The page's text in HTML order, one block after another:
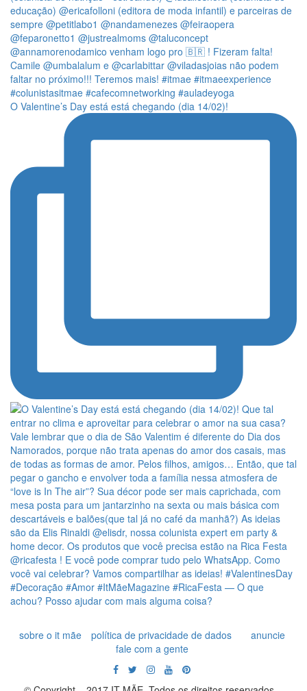
O Valentine’s Day está está chegando (dia 14/02)!
sobre o it mãe política de privacidade de dados
anuncie
fale com a gente